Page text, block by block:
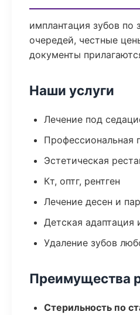
имплантация зубов по
очередей, честные
документы
Наши услуги
Лечение под
Профессиональная
Эстетическая
Кт, оптг, рентген
Лечение десен и
Детская адаптация
Удаление зубов
Преимущества
Стерильность по